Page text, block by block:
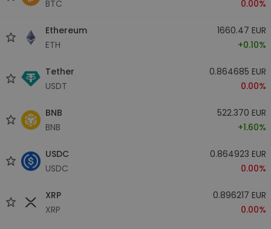
BTC
0.00%
Ethereum
ETH
1660.47 EUR
+0.10%
Tether
USDT
0.864685 EUR
0.00%
BNB
BNB
522.370 EUR
+1.60%
USDC
USDC
0.864923 EUR
0.00%
XRP
XRP
0.896217 EUR
0.00%